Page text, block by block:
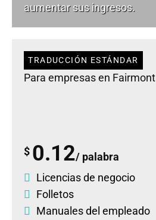
aumentar sus ingresos.
TRADUCCIÓN ESTÁNDAR
Para empresas en Fairmont
$ 0.12/ palabra
Licencias de negocio
Folletos
Manuales del empleado